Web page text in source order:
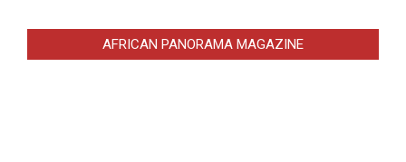
AFRICAN PANORAMA MAGAZINE